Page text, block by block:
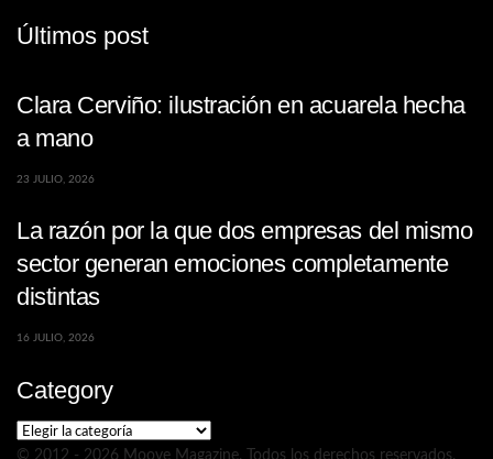
Últimos post
Clara Cerviño: ilustración en acuarela hecha
a mano
23 JULIO, 2026
La razón por la que dos empresas del mismo
sector generan emociones completamente
distintas
16 JULIO, 2026
Category
Category